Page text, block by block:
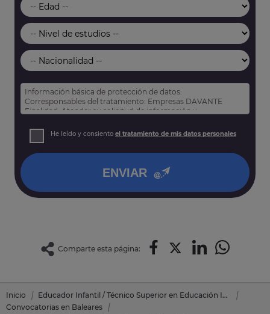
Información básica de protección de datos:
Corresponsables del tratamiento: Empresas DAVANTE
Finalidad: Atender su solicitud de información y
Derechos: Puede acceder, rectificar y suprimir sus datos,
así como otros derechos tal y como se explica en nuestra
He leído y consiento el tratamiento de mis datos personales
ENVIAR
Comparte esta página:
Inicio
Educador Infantil / Técnico Superior en Educación Infantil
Convocatorias en Baleares